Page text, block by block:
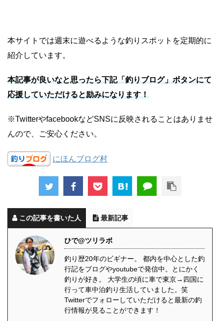
本サイトでは週末に遊べるような釣りスポットを定期的に
紹介しています。
本記事が良いなと思ったら下記「釣りブログ」ボタンにて
応援していただけると励みになります！
※TwitterやfacebookなどSNSに反映されることはありませ
んので、ご安心ください。
にほんブログ村
この記事を書いた人 最新記事
ひで@ツリラボ
釣り歴20年のビギナー。 都内を中心とした釣
行記をブログやyoutubeで発信中。とにかく
釣りが好き。 大学生の頃に車で東京→四国に
行って車中泊釣り生活していました。笑
Twitterでフォローしていただけると最新の釣
行情報が見ることができます！